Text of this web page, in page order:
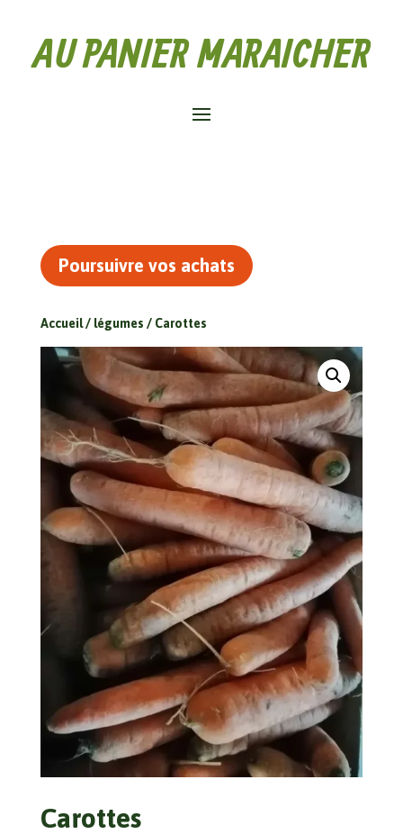
AU PANIER MARAICHER
Poursuivre vos achats
Accueil/ légumes / Carottes
Carottes